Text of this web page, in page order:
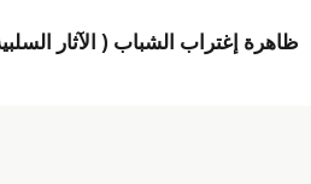
ظاهرة إغتراب الشباب ( الآثار